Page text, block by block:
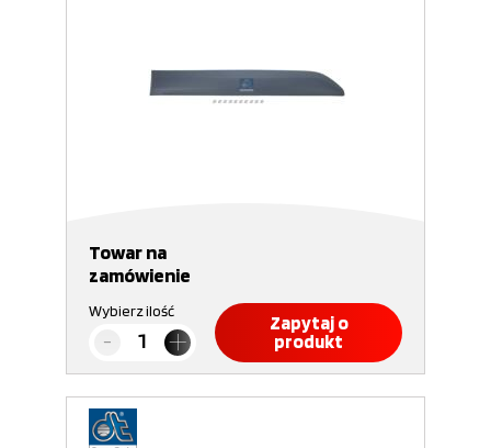
Towar na
zamówienie
Wybierz ilość
Zapytaj o
produkt